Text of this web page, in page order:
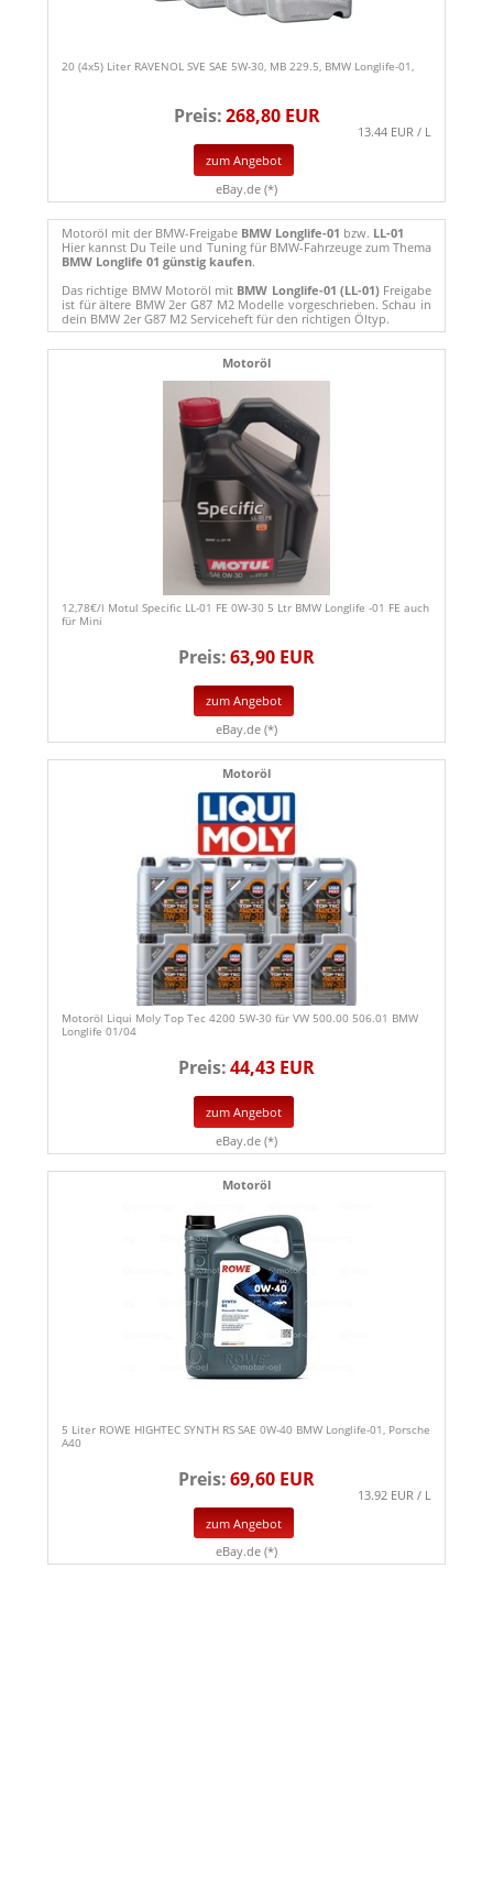
20 (4x5) Liter RAVENOL SVE SAE 5W-30, MB 229.5, BMW Longlife-01,
Preis:268,80 EUR
13.44 EUR / L
zum Angebot
eBay.de (*)
Motoröl mit der BMW-Freigabe BMW Longlife-01 bzw. LL-01
Hier kannst Du Teile und Tuning für BMW-Fahrzeuge zum Thema
BMW Longlife 01 günstig kaufen.
Das richtige BMW Motoröl mit BMW Longlife-01 (LL-01)Freigabe
ist für ältere BMW 2er G87 M2 Modelle vorgeschrieben. Schau in
dein BMW 2er G87 M2 Serviceheft für den richtigen Öltyp.
Motoröl
12,78€/l Motul Specific LL-01 FE 0W-30 5 Ltr BMW Longlife -01 FE auch
für Mini
Preis:63,90 EUR
zum Angebot
eBay.de (*)
Motoröl
Motoröl Liqui Moly Top Tec 4200 5W-30 für VW 500.00 506.01 BMW
Longlife 01/04
Preis:44,43 EUR
zum Angebot
eBay.de (*)
Motoröl
5 Liter ROWE HIGHTEC SYNTH RS SAE 0W-40 BMW Longlife-01, Porsche
A40
Preis:69,60 EUR
13.92 EUR / L
zum Angebot
eBay.de (*)